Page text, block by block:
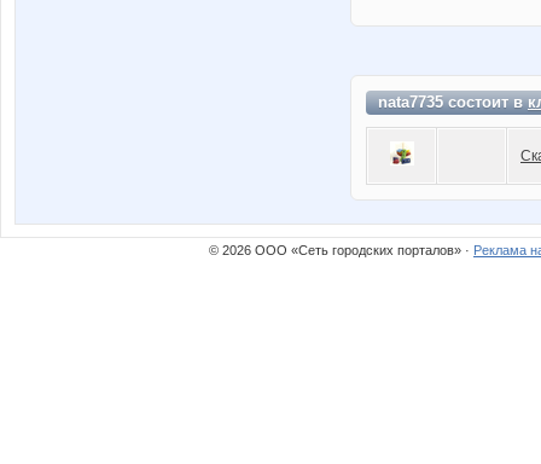
nata7735 состоит в
© 2026 ООО «Сеть городских порталов» · Реклама